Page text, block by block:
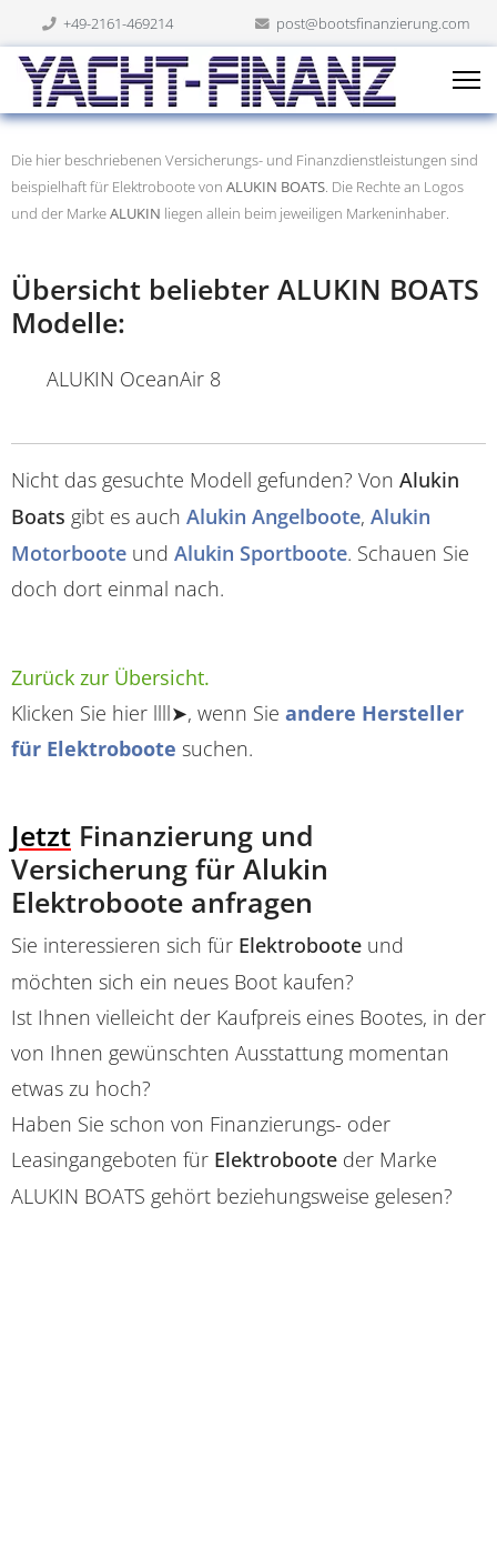
+49-2161-469214 post@bootsfinanzierung.com
Die hier beschriebenen Versicherungs- und Finanzdienstleistungen sind
beispielhaft für Elektroboote von ALUKIN BOATS. Die Rechte an Logos
und der MarkeALUKIN liegen allein beim jeweiligen Markeninhaber.
Übersicht beliebter ALUKIN BOATS
Modelle:
ALUKIN OceanAir 8
Nicht das gesuchte Modell gefunden? Von Alukin
Boats gibt es auch Alukin Angelboote, Alukin
Motorboote und Alukin Sportboote. Schauen Sie
doch dort einmal nach.
Zurück zur Übersicht.
Klicken Sie hier llll➤, wenn Sie andere Hersteller
für Elektroboote suchen.
Jetzt Finanzierung und
Versicherung für Alukin
Elektroboote anfragen
Sie interessieren sich für Elektroboote und
möchten sich ein neues Boot kaufen?
Ist Ihnen vielleicht der Kaufpreis eines Bootes, in der
von Ihnen gewünschten Ausstattung momentan
etwas zu hoch?
Haben Sie schon von Finanzierungs- oder
Leasingangeboten für Elektroboote der Marke
ALUKIN BOATS gehört beziehungsweise gelesen?